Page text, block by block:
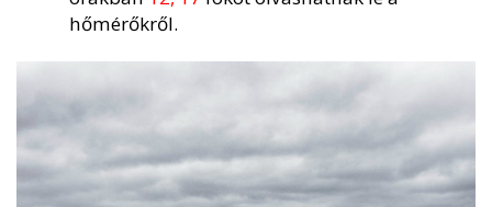
hőmérőkről.